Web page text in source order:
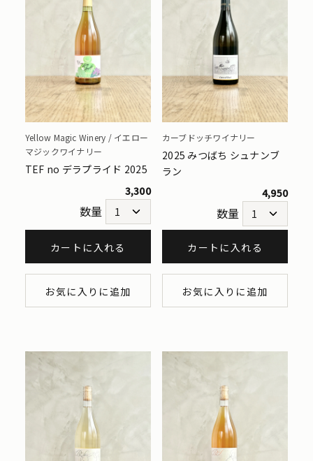
Yellow Magic Winery / イエロー
マジックワイナリー
TEF no デラプライド 2025
3,300
数量
カートに入れる
お気に入りに追加
カーブドッチワイナリー
2025 みつばち シュナンブ
ラン
4,950
数量
カートに入れる
お気に入りに追加